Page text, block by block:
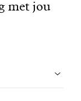
met jou